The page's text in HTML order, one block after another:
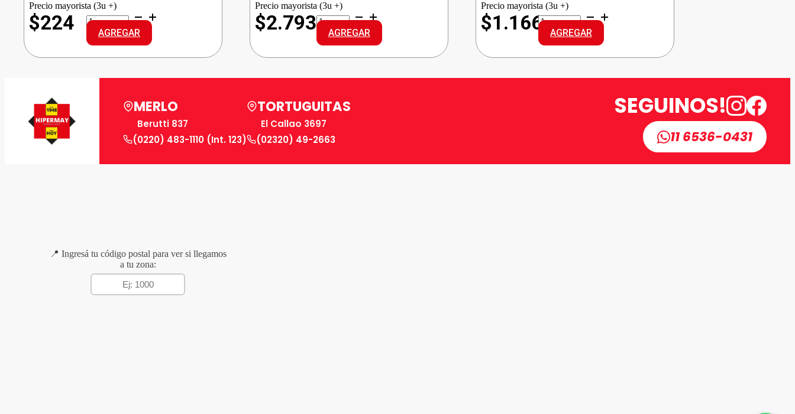
Precio mayorista (3u +)
$224
SEDAL
SHAM.SACHET
CERAMIDAS
cantidad
AGREGAR
Precio mayorista (3u +)
$2.793BABYSEC
ULTRA
REG.
MEDIANO
cantidad
AGREGAR
Precio mayorista (3u +)
$1.166LUX
J/TOCADOR
ORQ.NEGRA
cantidad
AGREGAR
MERLO
Berutti 837
(0220) 483-1110 (Int. 123)
TORTUGUITAS
El Callao 3697
(02320) 49-2663
SEGUINOS!
11 6536-0431
📍 Ingresá tu código postal para ver si llegamos
a tu zona: